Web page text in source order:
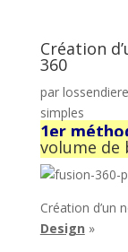
Création
360
par lossendiere
simples
1er
volume de
Création d’un
Design »